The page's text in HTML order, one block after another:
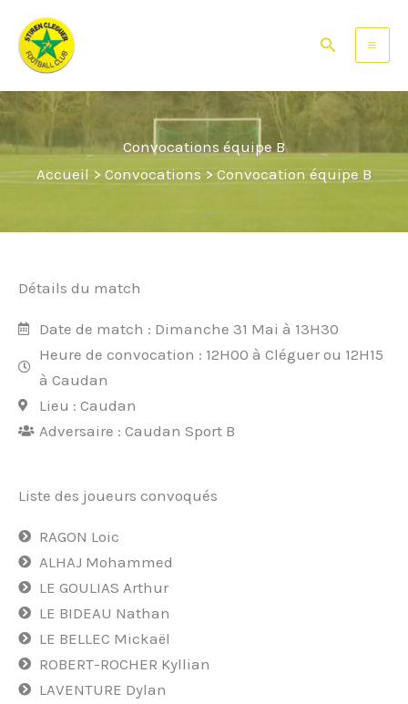
contenu
Rechercher
Convocations équipe B
Accueil > Convocations > Convocation équipe B
Détails du match
Date de match : Dimanche 31 Mai à 13H30
Heure de convocation : 12H00 à Cléguer ou 12H15
à Caudan
Lieu : Caudan
Adversaire : Caudan Sport B
Liste des joueurs convoqués
RAGON Loic
ALHAJ Mohammed
LE GOULIAS Arthur
LE BIDEAU Nathan
LE BELLEC Mickaël
ROBERT-ROCHER Kyllian
LAVENTURE Dylan